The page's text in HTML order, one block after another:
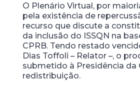
O Plenário Virtual, por
pela existência de
recurso que discute a
da inclusão do ISSQN na
CPRB. Tendo restado
Dias Toffoli – Relator –, o
submetido à Presidência da
redistribuição.